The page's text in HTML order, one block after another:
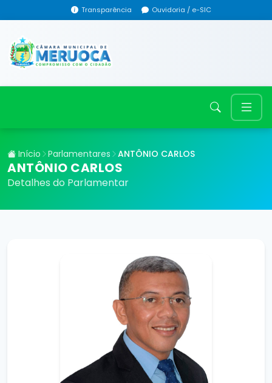
Transparência Ouvidoria / e-SIC
Início Parlamentares ANTÔNIO CARLOS
ANTÔNIO CARLOS
Detalhes do Parlamentar